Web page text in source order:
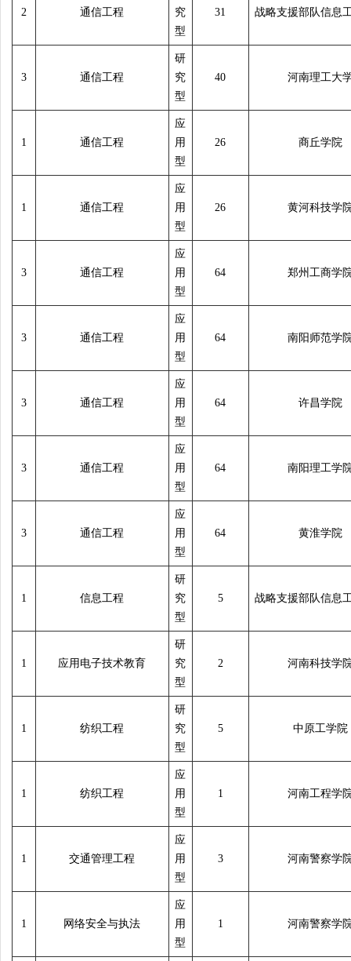
2 通信工程
究
型
31 战略支援部队信息
3 通信工程
研
究
型
40 河南理工大
1 通信工程
应
用
型
26 商丘学院
1 通信工程
应
用
型
26 黄河科技学
3 通信工程
应
用
型
64 郑州工商学
3 通信工程
应
用
型
64 南阳师范学
3 通信工程
应
用
型
64 许昌学院
3 通信工程
应
用
型
64 南阳理工学
3 通信工程
应
用
型
64 黄淮学院
1 信息工程
研
究
型
5 战略支援部队信息
1 应用电子技术教育
研
究
型
2 河南科技学
1 纺织工程
研
究
型
5 中原工学院
1 纺织工程
应
用
型
1 河南工程学
1 交通管理工程
应
用
型
3 河南警察学
1 网络安全与执法
应
用
型
1 河南警察学